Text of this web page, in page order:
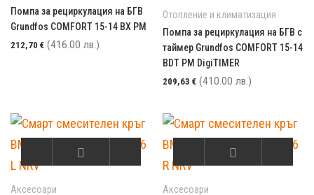
Помпа за рециркулация на БГВ
Grundfos COMFORT 15-14 BX PM
212,70 € (416.00 лв.)
Отопление и климатизация
Помпа за рециркулация на БГВ с
таймер Grundfos COMFORT 15-14
BDT PM DigiTIMER
209,63€ (410.00 лв.)
Аксесоари Аксесоари